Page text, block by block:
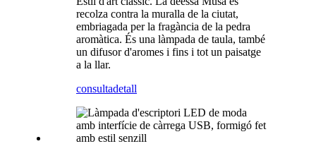
recolza contra la muralla de la ciutat,
embriagada per la fragància de la pedra
aromàtica. És una làmpada de taula, també
un difusor d'aromes i fins i tot un paisatge
a la llar.
consultadetall